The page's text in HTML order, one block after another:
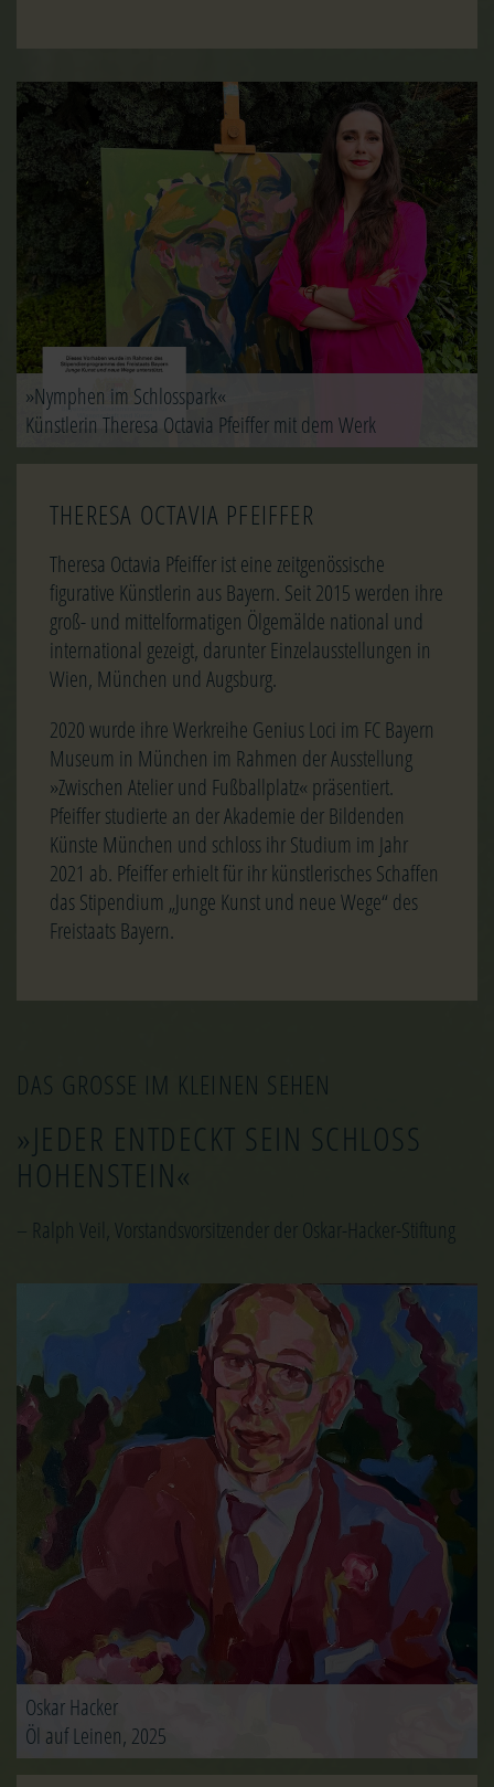
Image
»Nymphen im Schlosspark«
Künstlerin Theresa Octavia Pfeiffer mit dem Werk
THERESA OCTAVIA PFEIFFER
Theresa Octavia Pfeiffer ist eine zeitgenössische
figurative Künstlerin aus Bayern. Seit 2015 werden ihre
groß- und mittelformatigen Ölgemälde national und
international gezeigt, darunter Einzelausstellungen in
Wien, München und Augsburg.
2020 wurde ihre Werkreihe Genius Loci im FC Bayern
Museum in München im Rahmen der Ausstellung
»Zwischen Atelier und Fußballplatz« präsentiert.
Pfeiffer studierte an der Akademie der Bildenden
Künste München und schloss ihr Studium im Jahr
2021 ab. Pfeiffer erhielt für ihr künstlerisches Schaffen
das Stipendium „Junge Kunst und neue Wege“ des
Freistaats Bayern.
DAS GROSSE IM KLEINEN SEHEN
»JEDER ENTDECKT SEIN SCHLOSS
HOHENSTEIN«
– Ralph Veil, Vorstandsvorsitzender der Oskar-Hacker-Stiftung
Oskar Hacker
Öl auf Leinen, 2025